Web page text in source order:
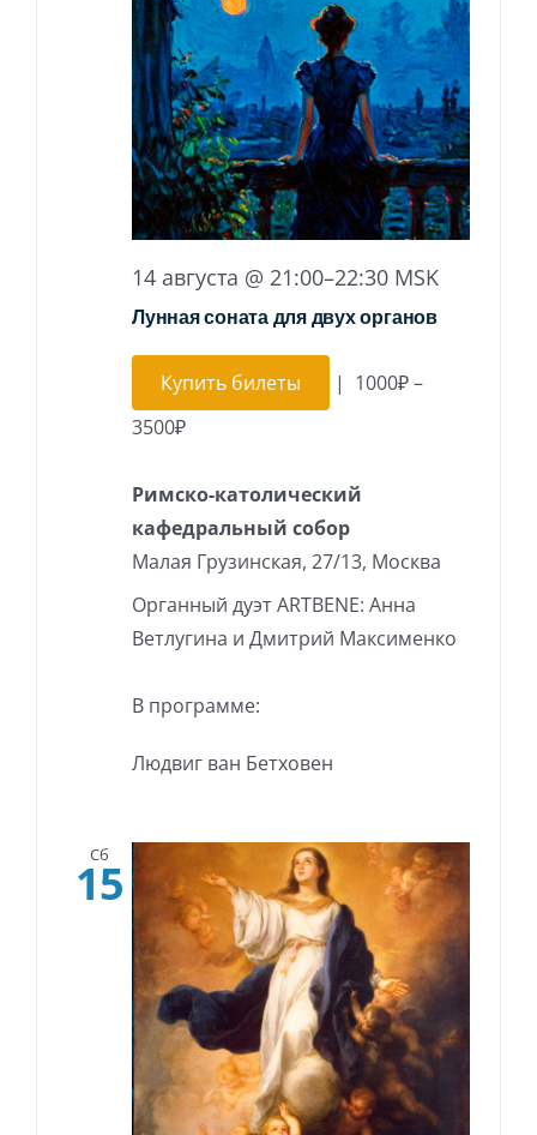
14 августа @ 21:00–22:30 MSK
Лунная соната для двух органов
Купить билеты | 1000₽ –
3500₽
Римско-католический
кафедральный собор
Малая Грузинская, 27/13, Москва
Органный дуэт ARTBENE: Анна
Ветлугина и Дмитрий Максименко
В программе:
Людвиг ван Бетховен
Сб
15